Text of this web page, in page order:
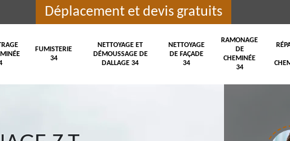
Déplacement et devis gratuits
FUMISTERIE
34
NETTOYAGE ET
DÉMOUSSAGE DE
DALLAGE 34
NETTOYAGE
DE FAÇADE
34
RAMONAGE
DE
CHEMINÉE
34